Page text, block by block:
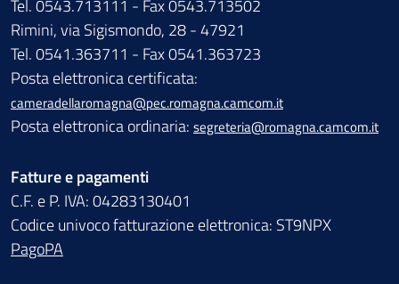
Tel. 0543.713111 - Fax 0543.713502
Rimini, via Sigismondo, 28 - 47921
Tel. 0541.363711 - Fax 0541.363723
Posta elettronica certificata:
cameradellaromagna@pec.romagna.camcom.it
Posta elettronica ordinaria: segreteria@romagna.camcom.it
Fatture e pagamenti
C.F. e P. IVA: 04283130401
Codice univoco fatturazione elettronica: ST9NPX
PagoPA